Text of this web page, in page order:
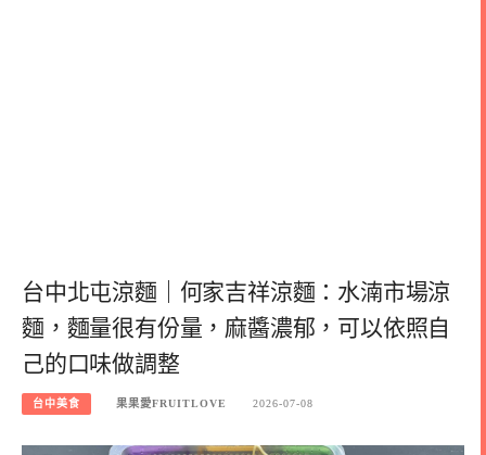
台中北屯涼麵｜何家吉祥涼麵：水湳市場涼
麵，麵量很有份量，麻醬濃郁，可以依照自
己的口味做調整
台中美食 果果愛FRUITLOVE 2026-07-08